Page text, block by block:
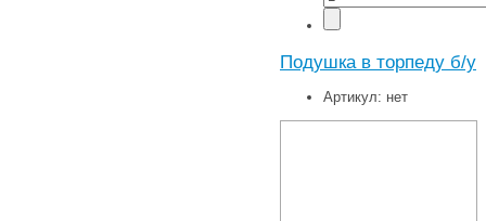
Подушка в торпеду б/у
Артикул: нет